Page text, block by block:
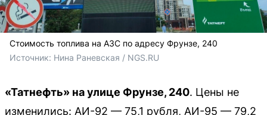
Стоимость топлива на АЗС по адресу Фрунзе, 240
Источник: Нина Раневская / NGS.RU
«Татнефть» на улице Фрунзе, 240. Цены не
изменились: АИ-92 — 75,1 рубля, АИ-95 — 79,2